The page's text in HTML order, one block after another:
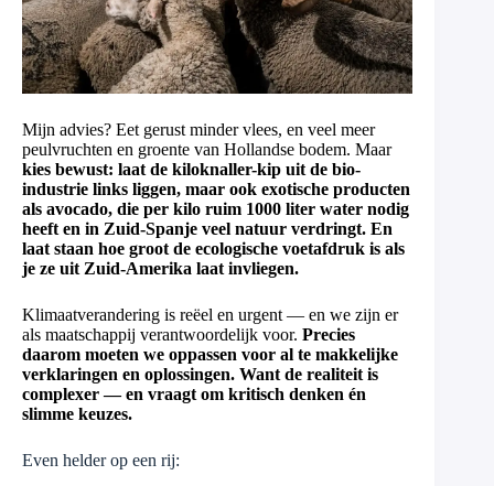
Mijn advies? Eet gerust minder vlees, en veel meer
peulvruchten en groente van Hollandse bodem. Maar
kies bewust: laat de kiloknaller-kip uit de bio-
industrie links liggen, maar ook exotische producten
als avocado, die per kilo ruim 1000 liter water nodig
heeft en in Zuid-Spanje veel natuur verdringt. En
laat staan hoe groot de ecologische voetafdruk is als
je ze uit Zuid-Amerika laat invliegen.
Klimaatverandering is reëel en urgent — en we zijn er
als maatschappij verantwoordelijk voor. Precies
daarom moeten we oppassen voor al te makkelijke
verklaringen en oplossingen. Want de realiteit is
complexer — en vraagt om kritisch denken én
slimme keuzes.
Even helder op een rij: